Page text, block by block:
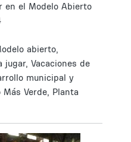
en el Modelo Abierto
abierto,
jugar, Vacaciones de
municipal y
Verde, Planta